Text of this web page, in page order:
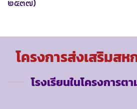
๒๕๓๗)
โครงการส่งเสริมสห
โรงเรียนในโครงการต